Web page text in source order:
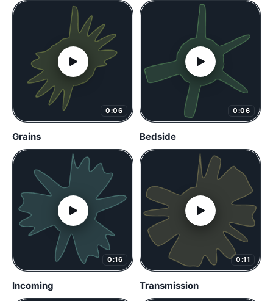
0:06
Grains
0:06
Bedside
0:16
Incoming
0:11
Transmission